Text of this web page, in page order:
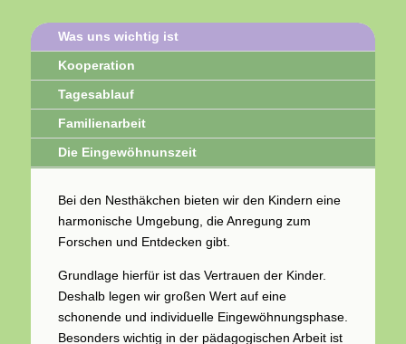
Was uns wichtig ist
Kooperation
Tagesablauf
Familienarbeit
Die Eingewöhnunszeit
Bei den Nesthäkchen bieten wir den Kindern eine
harmonische Umgebung, die Anregung zum
Forschen und Entdecken gibt.
Grundlage hierfür ist das Vertrauen der Kinder.
Deshalb legen wir großen Wert auf eine
schonende und individuelle Eingewöhnungsphase.
Besonders wichtig in der pädagogischen Arbeit ist